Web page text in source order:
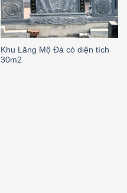
Khu Lăng Mộ Đá có diện tích
30m2